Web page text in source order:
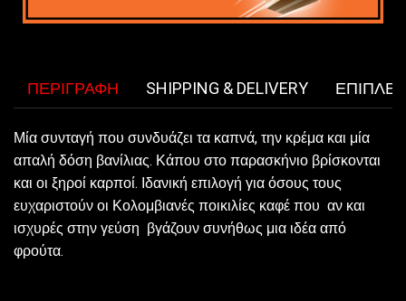
ΠΕΡΙΓΡΑΦΉ SHIPPING & DELIVERY
Μία συνταγή που συνδυάζει τα καπνά, την κρέμα και μία
απαλή δόση βανίλιας. Κάπου στο παρασκήνιο βρίσκονται
και οι ξηροί καρποί. Ιδανική επιλογή για όσους τους
ευχαριστούν οι Κολομβιανές ποικιλίες καφέ που αν και
ισχυρές στην γεύση βγάζουν συνήθως μια ιδέα από
φρούτα.